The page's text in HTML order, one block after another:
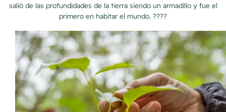
salió de las profundidades de la tierra siendo un armadillo y fue el
primero en habitar el mundo. ????